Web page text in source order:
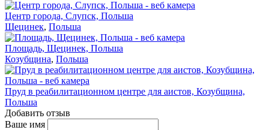
Центр города, Слупск, Польша
Щецинек, Польша
Площадь, Щецинек, Польша
Козубщина, Польша
Пруд в реабилитационном центре для аистов, Козубщина,
Польша
Добавить отзыв
Ваше имя